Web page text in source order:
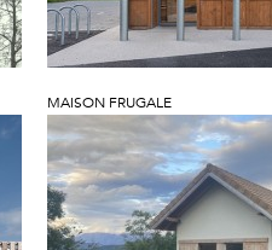
MAISON FRUGALE